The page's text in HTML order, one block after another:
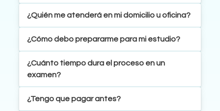
¿Quién me atenderá en mi domicilio u oficina?
¿Cómo debo prepararme para mi estudio?
¿Cuánto tiempo dura el proceso en un
examen?
¿Tengo que pagar antes?